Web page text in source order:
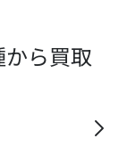
ら買取